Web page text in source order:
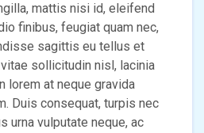
mattis nisi id, eleifend
finibus, feugiat quam nec,
sagittis eu tellus et
sollicitudin nisl, lacinia
lorem at neque gravida
Duis consequat, turpis nec
urna vulputate neque, ac